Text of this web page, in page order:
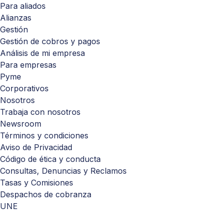
Para aliados
Alianzas
Gestión
Gestión de cobros y pagos
Análisis de mi empresa
Para empresas
Pyme
Corporativos
Nosotros
Trabaja con nosotros
Newsroom
Términos y condiciones
Aviso de Privacidad
Código de ética y conducta
Consultas, Denuncias y Reclamos
Tasas y Comisiones
Despachos de cobranza
UNE